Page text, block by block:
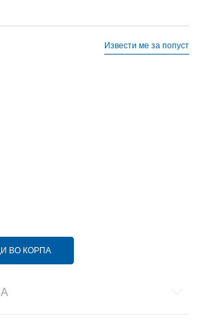
Извести ме за попуст
ВО КОРПА